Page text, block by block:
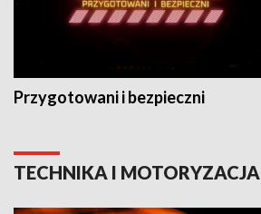
Przygotowani i bezpieczni
TECHNIKA I MOTORYZACJA